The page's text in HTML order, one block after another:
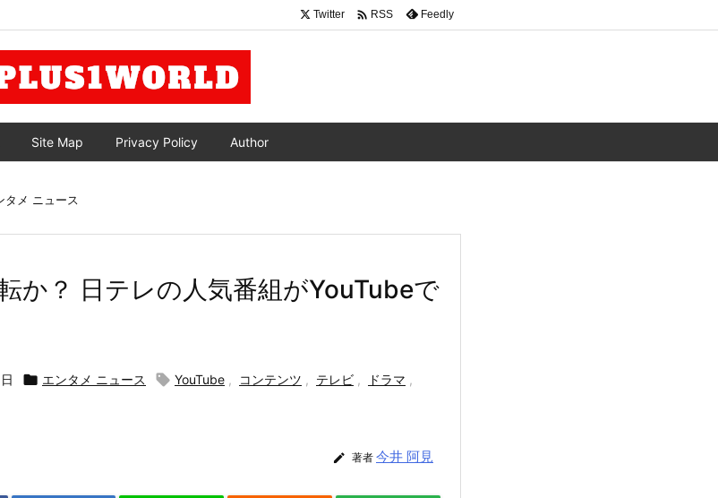
Site Map Privacy Policy Author
Twitter  RSS Feedly
タメ ニュース
か？ 日テレの人気番組がYouTubeで
 エンタメ ニュース  YouTube , コンテンツ , テレビ , ドラマ ,
 著者 今井 阿見